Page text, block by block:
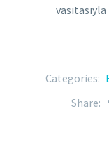
Categories:
Share: